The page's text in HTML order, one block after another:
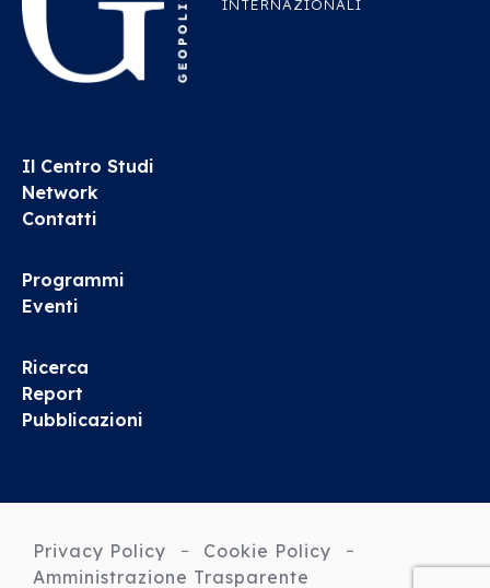
INTERNAZIONALI
Il Centro Studi
Network
Contatti
Programmi
Eventi
Ricerca
Report
Pubblicazioni
Privacy Policy
Cookie Policy
Amministrazione Trasparente